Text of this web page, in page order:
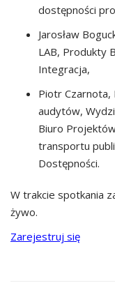
dostępności
Jarosław
LAB, Produkty
Integracja,
Piotr
audytów,
Biuro
transportu
Dostępności.
W trakcie spotkania
żywo.
Zarejestruj się